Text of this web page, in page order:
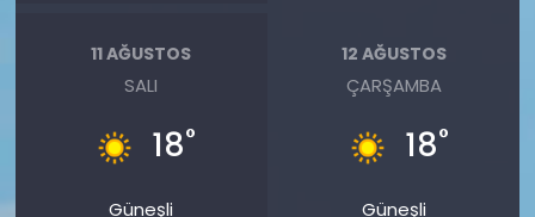
11 AĞUSTOS
SALI
18°
Güneşli
12 AĞUSTOS
ÇARŞAMBA
18°
Güneşli